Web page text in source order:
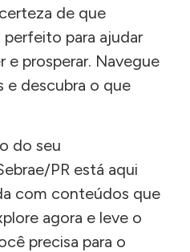
de que
para ajudar
e prosperar. Navegue
e descubra o que
do seu
PR está aqui
com conteúdos que
agora e leve o
precisa para o